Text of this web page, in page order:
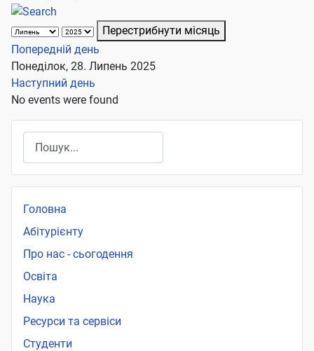
Перестрибнути місяць
Попередній день
Понеділок, 28. Липень 2025
Наступний день
No events were found
Головна
Абітурієнту
Про нас - сьогодення
Освіта
Наука
Ресурси та сервіси
Студенти